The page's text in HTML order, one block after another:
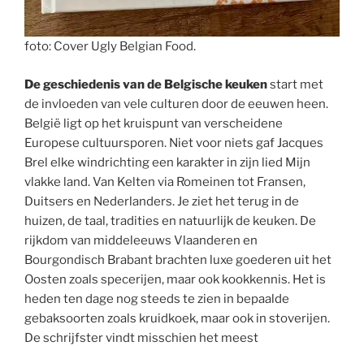
foto: Cover Ugly Belgian Food.
De geschiedenis van de Belgische keukenstart met
de invloeden van vele culturen door de eeuwen heen.
België ligt op het kruispunt van verscheidene
Europese cultuursporen. Niet voor niets gaf Jacques
Brel elke windrichting een karakter in zijn lied Mijn
vlakke land. Van Kelten via Romeinen tot Fransen,
Duitsers en Nederlanders. Je ziet het terug in de
huizen, de taal, tradities en natuurlijk de keuken. De
rijkdom van middeleeuws Vlaanderen en
Bourgondisch Brabant brachten luxe goederen uit het
Oosten zoals specerijen, maar ook kookkennis. Het is
heden ten dage nog steeds te zien in bepaalde
gebaksoorten zoals kruidkoek, maar ook in stoverijen.
De schrijfster vindt misschien het meest